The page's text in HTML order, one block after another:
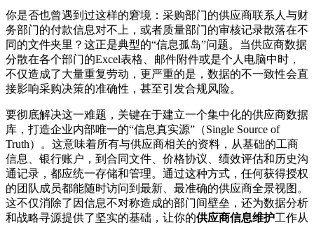
你是否也曾遇到过这样的窘境：采购部门的供应商联系人与财
务部门的付款信息对不上，或者质量部门的审核记录散落在不
同的文件夹里？这正是典型的“信息孤岛”问题。当供应商数据
分散在各个部门的Excel表格、邮件附件或是个人电脑中时，
不仅造成了大量重复劳动，更严重的是，数据的不一致性会直
接影响采购决策的准确性，甚至引发合规风险。
要彻底解决这一难题，关键在于建立一个集中化的供应商数据
库，打造企业内部唯一的“信息真实源”（Single Source of
Truth）。这意味着所有与供应商相关的资料，从基础的工商
信息、银行账户，到合同文件、价格协议、绩效评估和历史沟
通记录，都应统一存储和管理。通过这种方式，任何获得授权
的团队成员都能随时访问到最新、最准确的供应商全景视图。
这不仅消除了因信息不对称造成的部门间壁垒，还为数据分析
和战略寻源提供了坚实的基础，让你的供应商信息维护工作从